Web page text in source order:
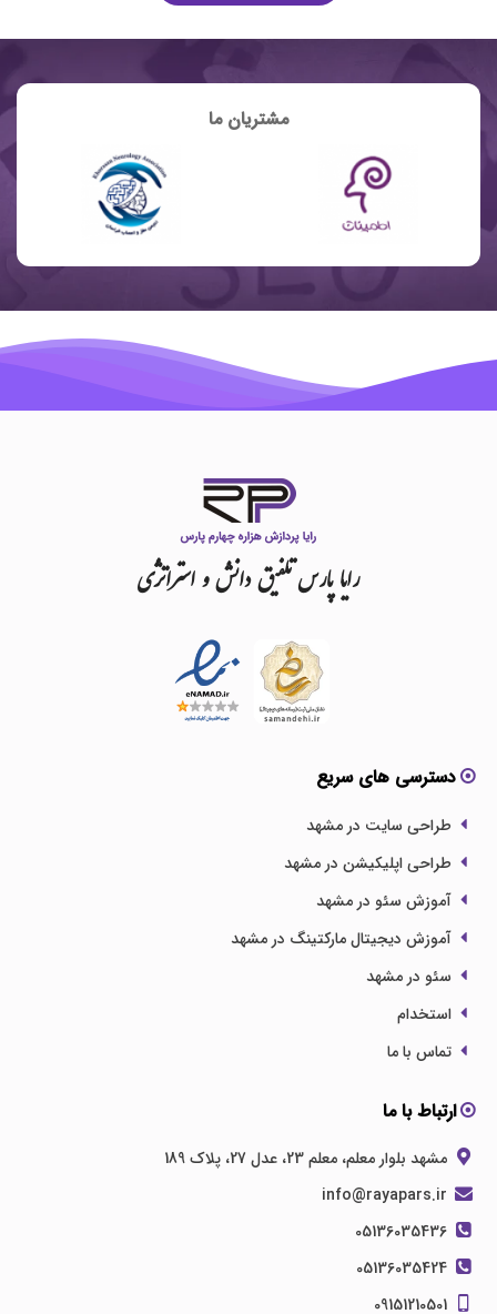
مشتریان ما
رایاپارستلفیقدانشواستراتژی
دسترسی های سریع
طراحی سایت در مشهد
طراحی اپلیکیشن در مشهد
آموزش سئو در مشهد
آموزش دیجیتال مارکتینگ در مشهد
سئو در مشهد
استخدام
تماس با ما
ارتباط با ما
مشهد بلوار معلم، معلم 23، عدل 27، پلاک 189
05136035436
05136035424
09151210501